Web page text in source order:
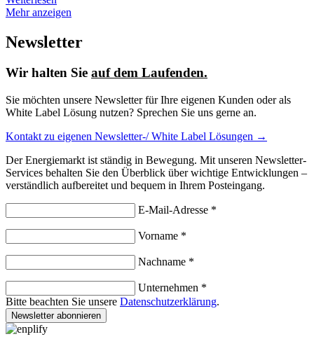
Mehr anzeigen
Newsletter
Wir halten Sie auf dem Laufenden.
Sie möchten unsere Newsletter für Ihre eigenen Kunden oder als
White Label Lösung nutzen? Sprechen Sie uns gerne an.
Kontakt zu eigenen Newsletter-/ White Label Lösungen →
Der Energiemarkt ist ständig in Bewegung. Mit unseren Newsletter-
Services behalten Sie den Überblick über wichtige Entwicklungen –
verständlich aufbereitet und bequem in Ihrem Posteingang.
E-Mail-Adresse *
Vorname *
Nachname *
Unternehmen *
Bitte beachten Sie unsere Datenschutzerklärung.
Newsletter abonnieren